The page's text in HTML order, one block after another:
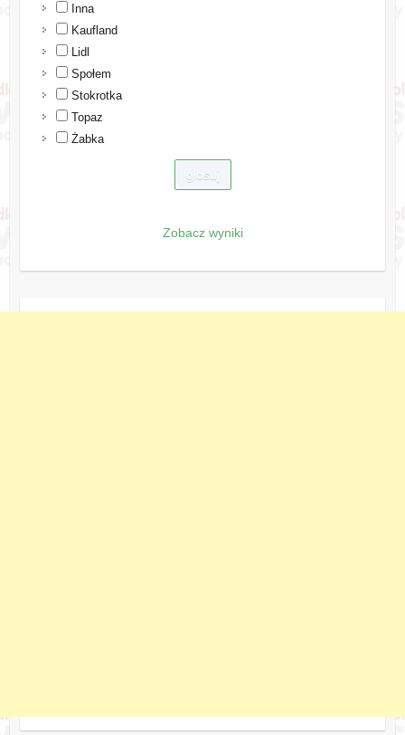
Inna
Kaufland
Lidl
Społem
Stokrotka
Topaz
Żabka
Zobacz wyniki